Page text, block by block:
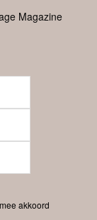
Magazine
akkoord